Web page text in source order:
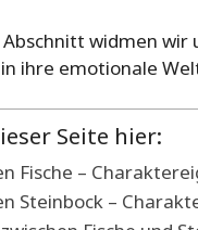
widmen wir
ihre emotionale
Seite hier:
Fische –
Steinbock –